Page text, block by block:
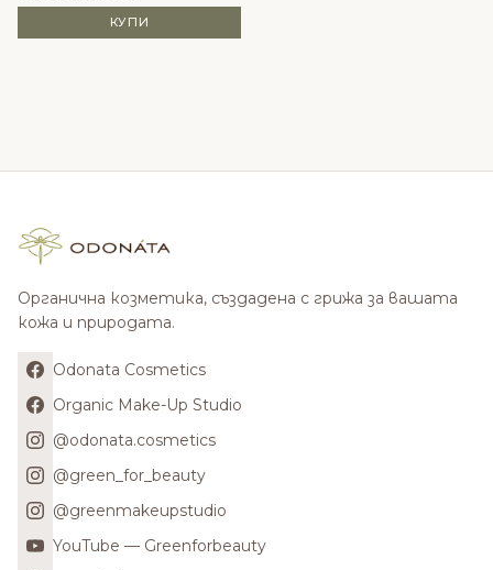
КУПИ
Органична козметика, създадена с грижа за вашата
кожа и природата.
Odonata Cosmetics
Organic Make-Up Studio
@odonata.cosmetics
@green_for_beauty
@greenmakeupstudio
YouTube — Greenforbeauty